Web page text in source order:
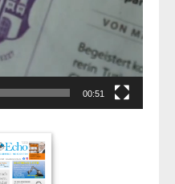
00:51